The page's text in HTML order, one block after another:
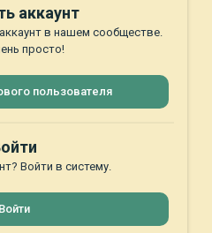
аккаунт
в нашем сообществе.
просто!
пользователя
Войти в систему.
Войти